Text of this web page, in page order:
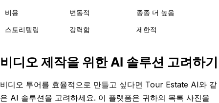
비용 변동적 종종 더 높음
스토리텔링 강력함 제한적
비디오 제작을 위한 AI 솔루션 고려하기
비디오 투어를 효율적으로 만들고 싶다면 Tour Estate AI와 같
은 AI 솔루션을 고려하세요. 이 플랫폼은 귀하의 목록 사진을